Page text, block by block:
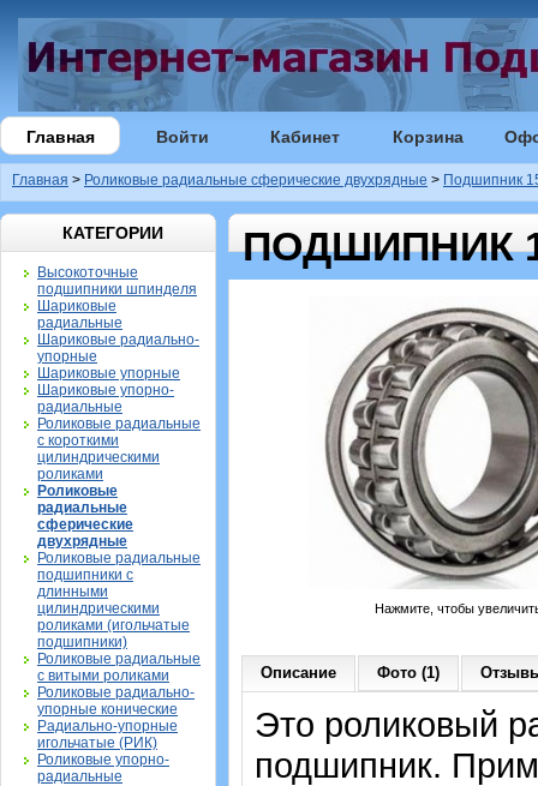
Главная Войти Кабинет Корзина
Главная > Роликовые радиальные сферические двухрядные > Подшипник
КАТЕГОРИИ
Высокоточные
подшипники шпинделя
Шариковые
радиальные
Шариковые радиально-
упорные
Шариковые упорные
Шариковые упорно-
радиальные
Роликовые радиальные
с короткими
цилиндрическими
роликами
Роликовые
радиальные
сферические
двухрядные
Роликовые радиальные
подшипники с
длинными
цилиндрическими
роликами (игольчатые
подшипники)
Роликовые радиальные
с витыми роликами
Роликовые радиально-
упорные конические
Радиально-упорные
игольчатые (РИК)
Роликовые упорно-
радиальные
ПОДШИПНИК
Нажмите, чтобы
Описание Фото (1)
Это роликовый
подшипник.